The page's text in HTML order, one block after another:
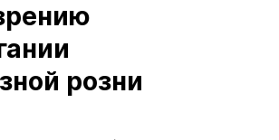
розни